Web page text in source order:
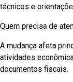
técnicos e
Quem precisa de
A mudança afeta
atividades
documentos fiscais.